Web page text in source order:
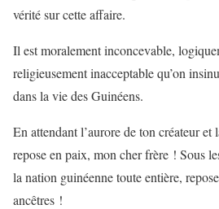
vérité sur cette affaire.
Il est moralement inconcevable,
religieusement inacceptable qu’on
dans la vie des Guinéens.
En attendant l’aurore de ton créateur et
repose en paix, mon cher frère ! Sous
la nation guinéenne toute entière,
ancêtres !